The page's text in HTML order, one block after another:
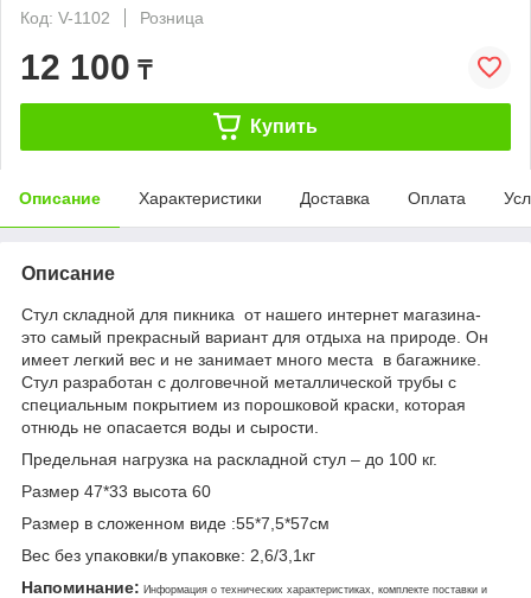
Код: V-1102
Розница
12 100 ₸
Купить
Описание Характеристики Доставка Оплата
Описание
Стул складной для пикника от нашего интернет магазина-
это самый прекрасный вариант для отдыха на природе. Он
имеет легкий вес и не занимает много места в багажнике.
Стул разработан с долговечной металлической трубы с
специальным покрытием из порошковой краски, которая
отнюдь не опасается воды и сырости.
Предельная нагрузка на раскладной стул – до 100 кг.
Размер 47*33 высота 60
Размер в сложенном виде :55*7,5*57см
Вес без упаковки/в упаковке: 2,6/3,1кг
Напоминание: Информация о технических характеристиках, комплекте поставки и